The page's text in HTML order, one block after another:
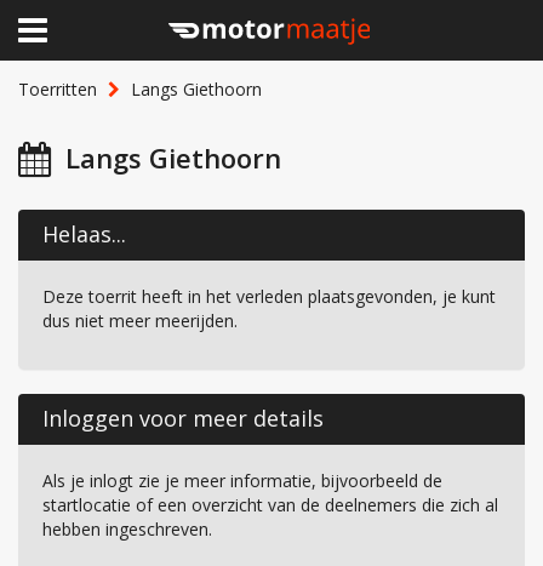
Toerritten Langs Giethoorn
Langs Giethoorn
Helaas...
Deze toerrit heeft in het verleden plaatsgevonden, je kunt
dus niet meer meerijden.
Inloggen voor meer details
Als je inlogt zie je meer informatie, bijvoorbeeld de
startlocatie of een overzicht van de deelnemers die zich al
hebben ingeschreven.
×
Home
Clubhuis
Lid worden
Over Motormaatje